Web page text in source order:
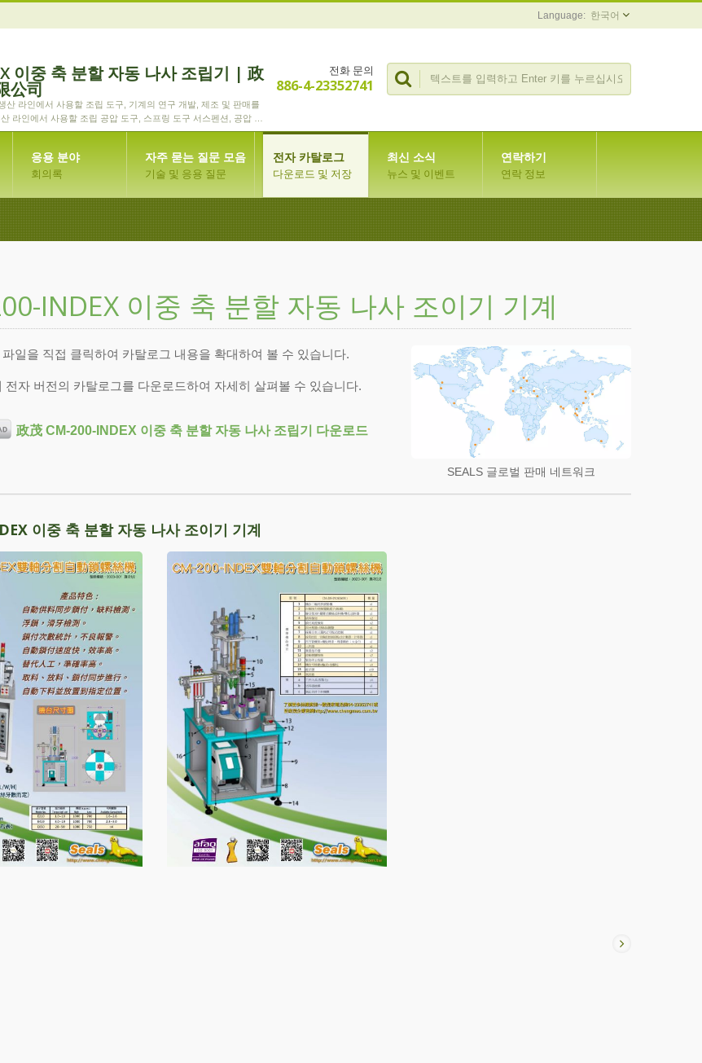
한국어
이중 축 분할 자동 나사 조립기 | 政
公司
산 라인에서 사용할 조립 도구, 기계의 연구 개발, 제조 및 판매를
라인에서 사용할 조립 공압 도구, 스프링 도구 서스펜션, 공압 기
입니다.
전화 문의
886-4-23352741
응용 분야
회의록
자주 묻는 질문 모음
기술 및 응용 질문
전자 카탈로그
다운로드 및 저장
최신 소식
뉴스 및 이벤트
연락하기
연락 정보
INDEX 이중 축 분할 자동 나사 조이기 기계
SEALS 글로벌 판매 네트워크
일을 직접 클릭하여 카탈로그 내용을 확대하여 볼 수 있습니다.
전자 버전의 카탈로그를 다운로드하여 자세히 살펴볼 수 있습니다.
政茂 CM-200-INDEX 이중 축 분할 자동 나사 조립기 다운로드
이중 축 분할 자동 나사 조이기 기계